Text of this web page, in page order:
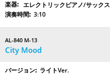
エレクトリックピアノ/サックス
3:10
AL-840 M-13
City Mood
ライトVer.